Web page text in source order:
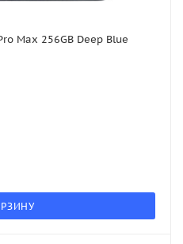
Max 256GB Deep Blue